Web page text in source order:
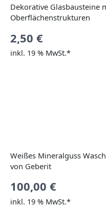
Dekorative Glasbausteine
Oberflächenstrukturen
2,50 €
inkl. 19 % MwSt.*
Weißes Mineralguss
von Geberit
100,00 €
inkl. 19 % MwSt.*